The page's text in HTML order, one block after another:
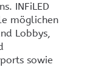
INFiLED
möglichen
Lobbys,
sowie